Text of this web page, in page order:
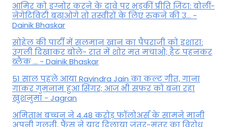
आमिर को इग्नोर करने के दावे पर भड़कीं प्रीति जिंटा: बोलीं-
नेगेटिविटी बढ़ाओगे तो तस्वीरों के लिए रुकने की उ... -
Dainik Bhaskar
सोहेल की पार्टी में सलमान खान का पैपराजी को इशारा:
उंगली दिखाकर बोले- रात में शोर मत मचाओ; हैट पहनकर
ब्लैक ... - Dainik Bhaskar
51 साल पहले आया Ravindra Jain का कल्ट गीत, गाना
गाकर गुमनाम हुआ सिंगर; आज भी सफर को बना रहा
खुशनुमा - Jagran
अमिताभ बच्चन ने 4.48 करोड़ फॉलोअर्स के सामने मानी